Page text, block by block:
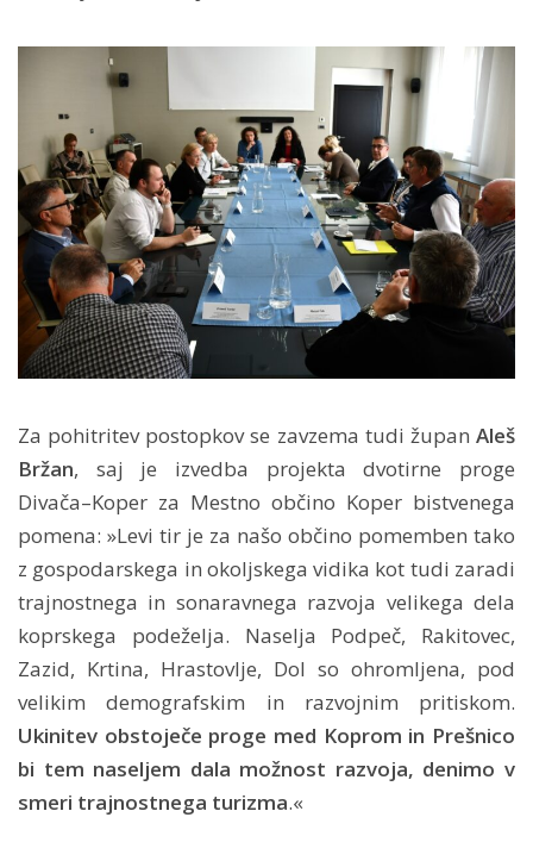
Za pohitritev postopkov se zavzema tudi župan Aleš
Bržan, saj je izvedba projekta dvotirne proge
Divača–Koper za Mestno občino Koper bistvenega
pomena: »Levi tir je za našo občino pomemben tako
z gospodarskega in okoljskega vidika kot tudi zaradi
trajnostnega in sonaravnega razvoja velikega dela
koprskega podeželja. Naselja Podpeč, Rakitovec,
Zazid, Krtina, Hrastovlje, Dol so ohromljena, pod
velikim demografskim in razvojnim pritiskom.
Ukinitev obstoječe proge med Koprom in Prešnico
bi tem naseljem dala možnost razvoja, denimo v
smeri trajnostnega turizma.«